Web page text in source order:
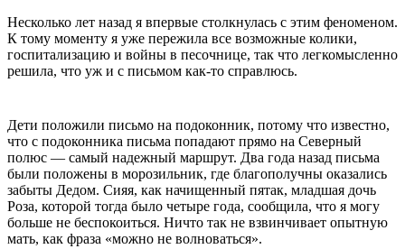
Несколько лет назад я впервые столкнулась с этим феноменом.
К тому моменту я уже пережила все возможные колики,
госпитализацию и войны в песочнице, так что легкомысленно
решила, что уж и с письмом как-то справлюсь.
Дети положили письмо на подоконник, потому что известно,
что с подоконника письма попадают прямо на Северный
полюс — самый надежный маршрут. Два года назад письма
были положены в морозильник, где благополучны оказались
забыты Дедом. Сияя, как начищенный пятак, младшая дочь
Роза, которой тогда было четыре года, сообщила, что я могу
больше не беспокоиться. Ничто так не взвинчивает опытную
мать, как фраза «можно не волноваться».